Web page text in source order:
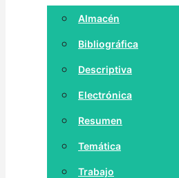
Almacén
Bibliográfica
Descriptiva
Electrónica
Resumen
Temática
Trabajo